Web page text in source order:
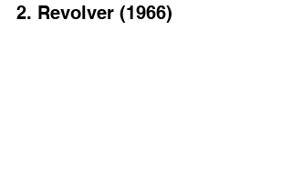
2. Revolver (1966)